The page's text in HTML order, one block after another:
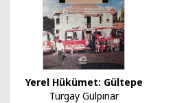
Yerel Hükümet: Gültepe
Turgay Gülpınar